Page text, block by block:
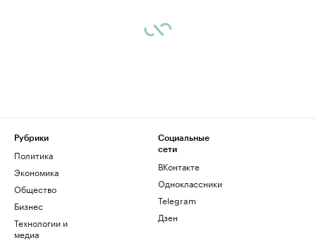
Рубрики
Политика
Экономика
Общество
Бизнес
Технологии и
медиа
Социальные
сети
ВКонтакте
Одноклассники
Telegram
Дзен